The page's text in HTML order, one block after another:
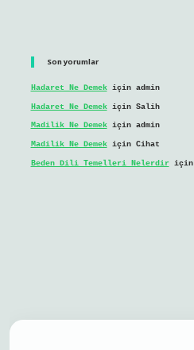
Son yorumlar
Hadaret Ne Demekiçin admin
Hadaret Ne Demekiçin Salih
Madilik Ne Demekiçin admin
Madilik Ne Demekiçin Cihat
Beden Dili Temelleri Nelerdiriçin